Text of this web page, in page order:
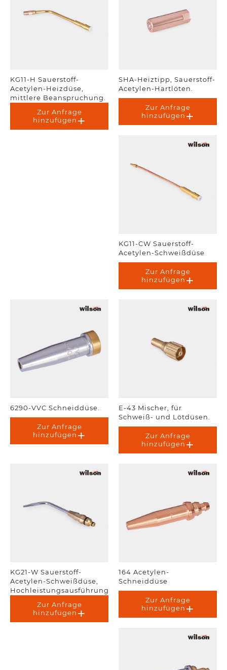
KG11-H Sauerstoff-
Acetylen-Heizdüse,
mittlere Beanspruchung.
Zur Anfrage
hinzufügen
SHA-Heiztipp, Sauerstoff-
Acetylen-Hartlöten.
Zur Anfrage
hinzufügen
KG11-CW Sauerstoff-
Acetylen-Schweißdüse
Zur Anfrage
hinzufügen
6290-VVC Schneiddüse.
Zur Anfrage
hinzufügen
E-43 Mischer, für
Schweiß- und Lötdüsen.
Zur Anfrage
hinzufügen
KG21-W Sauerstoff-
Acetylen-Schweißdüse,
Hochleistungsausführung.
Zur Anfrage
hinzufügen
164 Acetylen-
Schneiddüse
Zur Anfrage
hinzufügen